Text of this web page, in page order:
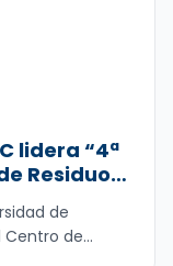
lidera “4ª
Residuos
de
Centro de